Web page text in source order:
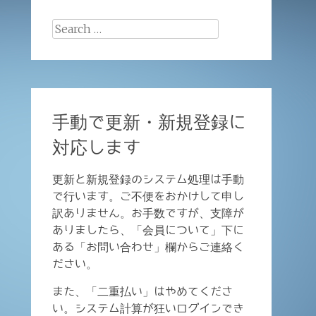
Search
手動で更新・新規登録に
対応します
更新と新規登録のシステム処理は手動
で行います。ご不便をおかけして申し
訳ありません。お手数ですが、支障が
ありましたら、「会員について」下に
ある「お問い合わせ」欄からご連絡く
ださい。
また、「二重払い」はやめてくださ
い。システム計算が狂いログインでき